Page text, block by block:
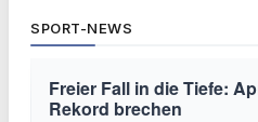
SPORT-NEWS
Freier Fall in die Tiefe:
Rekord brechen